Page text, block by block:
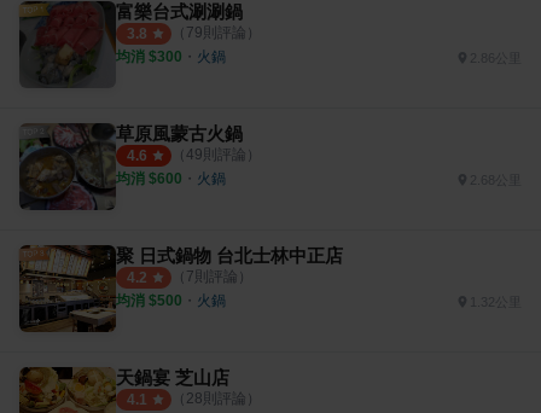
富樂台式涮涮鍋
3.8 （ 79則評論）
均消 $300 ・ 火鍋
草原風蒙古火鍋
4.6 （ 49則評論）
均消 $600 ・ 火鍋
聚 日式鍋物 台北士林中正店
4.2 （ 7則評論）
均消 $500 ・ 火鍋
天鍋宴 芝山店
4.1 （ 28則評論）